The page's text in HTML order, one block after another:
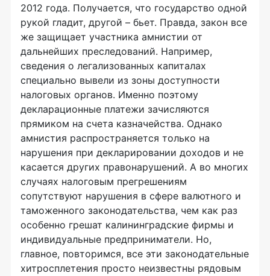
2012 года. Получается, что государство одной
рукой гладит, другой – бьет. Правда, закон все
же защищает участника амнистии от
дальнейших преследований. Например,
сведения о легализованных капиталах
специально вывели из зоны доступности
налоговых органов. Именно поэтому
декларационные платежи зачисляются
прямиком на счета казначейства. Однако
амнистия распространяется только на
нарушения при декларировании доходов и не
касается других правонарушений. А во многих
случаях налоговым прегрешениям
сопутствуют нарушения в сфере валютного и
таможенного законодательства, чем как раз
особенно грешат калининградские фирмы и
индивидуальные предприниматели. Но,
главное, повторимся, все эти законодательные
хитросплетения просто неизвестны рядовым